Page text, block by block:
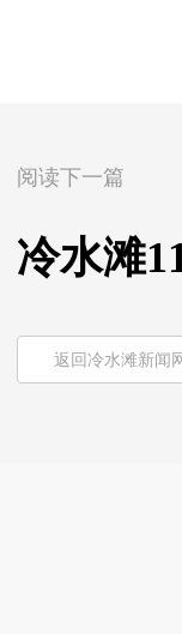
阅读下一篇
冷水滩
返回冷水滩新闻